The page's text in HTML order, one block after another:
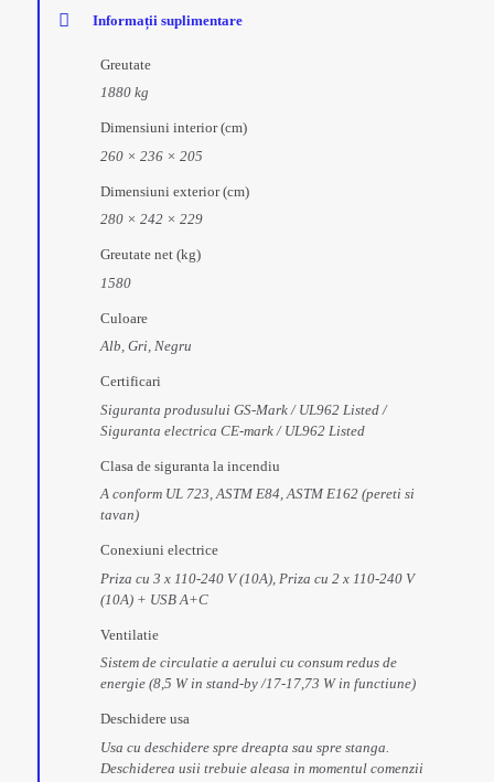
Informații suplimentare
Greutate
1880 kg
Dimensiuni interior (cm)
260 × 236 × 205
Dimensiuni exterior (cm)
280 × 242 × 229
Greutate net (kg)
1580
Culoare
Alb, Gri, Negru
Certificari
Siguranta produsului GS-Mark / UL962 Listed /
Siguranta electrica CE-mark / UL962 Listed
Clasa de siguranta la incendiu
A conform UL 723, ASTM E84, ASTM E162 (pereti si
tavan)
Conexiuni electrice
Priza cu 3 x 110-240 V (10A), Priza cu 2 x 110-240 V
(10A) + USB A+C
Ventilatie
Sistem de circulatie a aerului cu consum redus de
energie (8,5 W in stand-by /17-17,73 W in functiune)
Deschidere usa
Usa cu deschidere spre dreapta sau spre stanga.
Deschiderea usii trebuie aleasa in momentul comenzii